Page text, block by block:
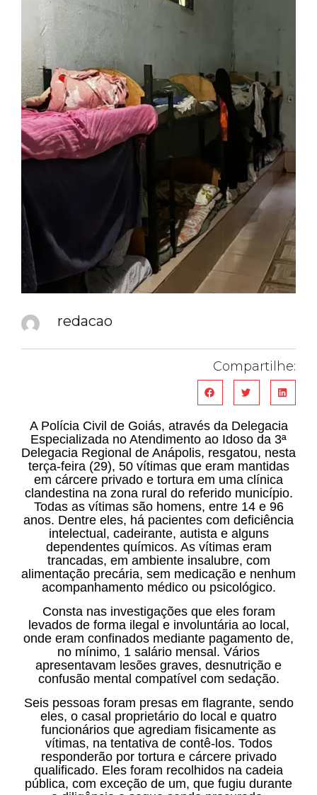
redacao
Compartilhe:
A Polícia Civil de Goiás, através da Delegacia
Especializada no Atendimento ao Idoso da 3ª
Delegacia Regional de Anápolis, resgatou, nesta
terça-feira (29), 50 vítimas que eram mantidas
em cárcere privado e tortura em uma clínica
clandestina na zona rural do referido município.
Todas as vítimas são homens, entre 14 e 96
anos. Dentre eles, há pacientes com deficiência
intelectual, cadeirante, autista e alguns
dependentes químicos. As vítimas eram
trancadas, em ambiente insalubre, com
alimentação precária, sem medicação e nenhum
acompanhamento médico ou psicológico.
Consta nas investigações que eles foram
levados de forma ilegal e involuntária ao local,
onde eram confinados mediante pagamento de,
no mínimo, 1 salário mensal. Vários
apresentavam lesões graves, desnutrição e
confusão mental compatível com sedação.
Seis pessoas foram presas em flagrante, sendo
eles, o casal proprietário do local e quatro
funcionários que agrediam fisicamente as
vítimas, na tentativa de contê-los. Todos
responderão por tortura e cárcere privado
qualificado. Eles foram recolhidos na cadeia
pública, com exceção de um, que fugiu durante